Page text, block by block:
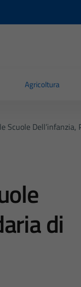
Agricoltura
di